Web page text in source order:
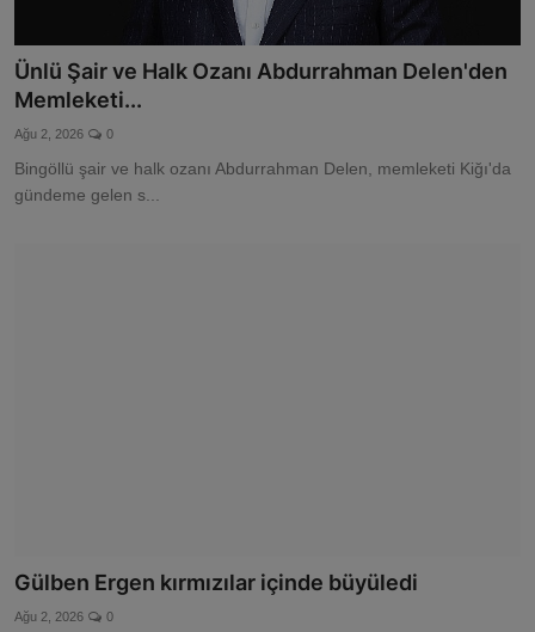
Ünlü Şair ve Halk Ozanı Abdurrahman Delen'den
Memleketi...
Ağu 2, 2026 0
Bingöllü şair ve halk ozanı Abdurrahman Delen, memleketi Kiğı'da
gündeme gelen s...
Gülben Ergen kırmızılar içinde büyüledi
Ağu 2, 2026 0